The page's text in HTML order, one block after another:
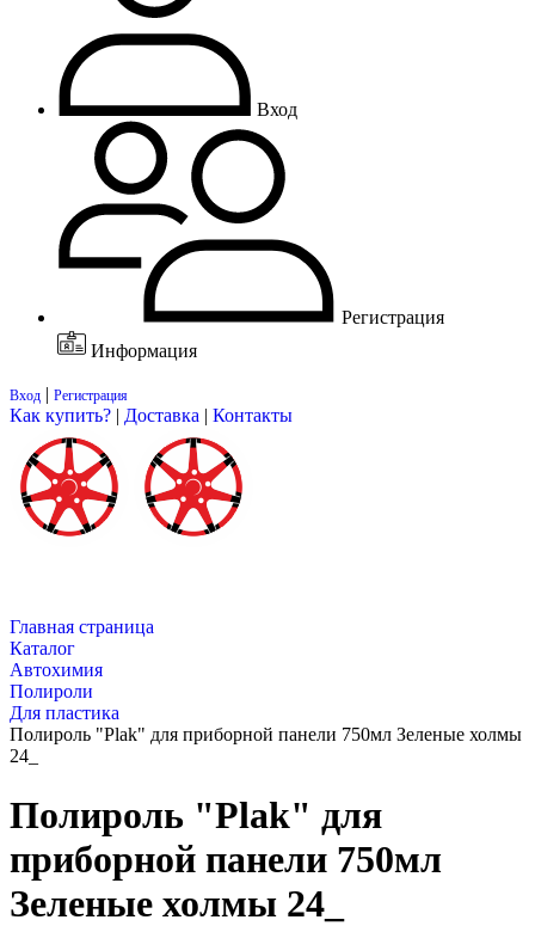
Вход
Регистрация
Информация
Вход | Регистрация
Как купить? | Доставка | Контакты
Главная страница
Каталог
Автохимия
Полироли
Для пластика
Полироль "Plak" для приборной панели 750мл Зеленые холмы
24_
Полироль "Plak" для
приборной панели 750мл
Зеленые холмы 24_